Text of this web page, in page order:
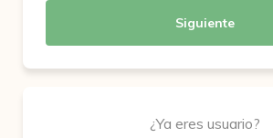
Siguiente
¿Ya eres usuario?